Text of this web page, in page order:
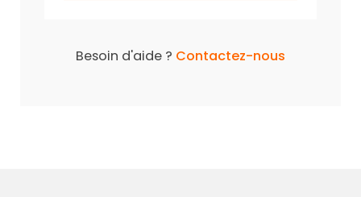
Besoin d'aide ? Contactez-nous